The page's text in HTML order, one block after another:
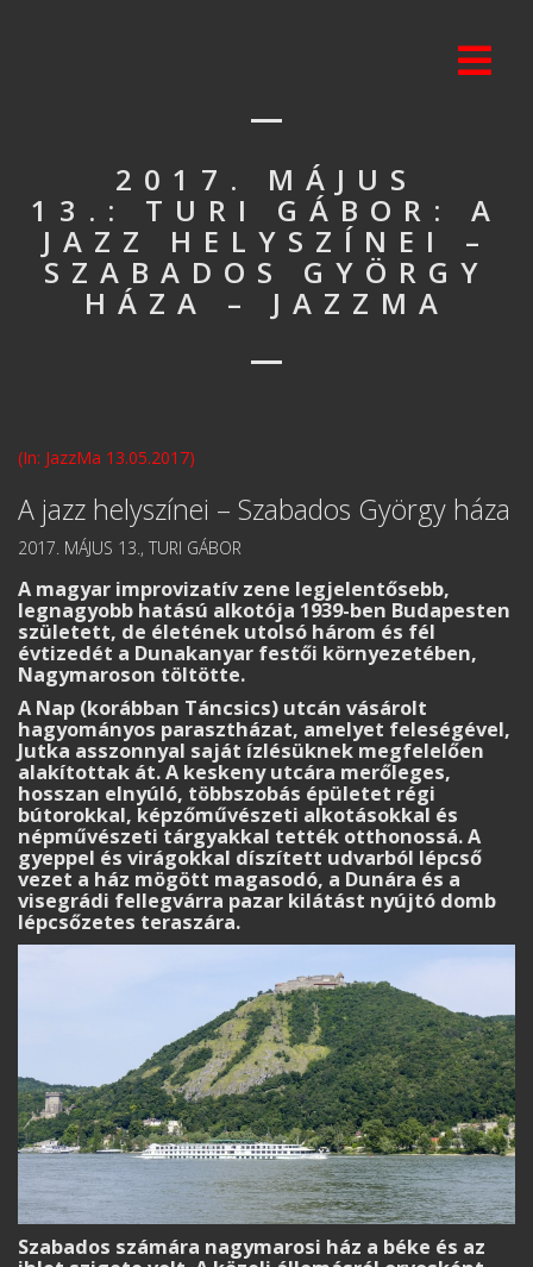
2017. MÁJUS
13.: TURI GÁBOR: A
JAZZ HELYSZÍNEI –
SZABADOS GYÖRGY
HÁZA – JAZZMA
(In: JazzMa 13.05.2017)
A jazz helyszínei – Szabados György háza
2017. MÁJUS 13., TURI GÁBOR
A magyar improvizatív zene legjelentősebb,
legnagyobb hatású alkotója 1939-ben Budapesten
született, de életének utolsó három és fél
évtizedét a Dunakanyar festői környezetében,
Nagymaroson töltötte.
A Nap (korábban Táncsics) utcán vásárolt
hagyományos parasztházat, amelyet feleségével,
Jutka asszonnyal saját ízlésüknek megfelelően
alakítottak át. A keskeny utcára merőleges,
hosszan elnyúló, többszobás épületet régi
bútorokkal, képzőművészeti alkotásokkal és
népművészeti tárgyakkal tették otthonossá. A
gyeppel és virágokkal díszített udvarból lépcső
vezet a ház mögött magasodó, a Dunára és a
visegrádi fellegvárra pazar kilátást nyújtó domb
lépcsőzetes teraszára.
Szabados számára nagymarosi ház a béke és az